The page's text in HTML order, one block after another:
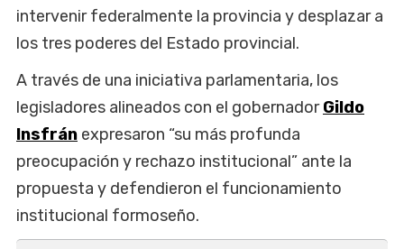
intervenir federalmente la provincia y desplazar a
los tres poderes del Estado provincial.
A través de una iniciativa parlamentaria, los
legisladores alineados con el gobernadorGildo
Insfrán expresaron “su más profunda
preocupación y rechazo institucional” ante la
propuesta y defendieron el funcionamiento
institucional formoseño.